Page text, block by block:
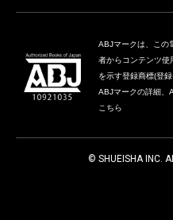
ABJマークは、この
者からコンテンツ使
を示す登録商標(登
ABJマークの詳細、
こちら
© SHUEISHA INC.